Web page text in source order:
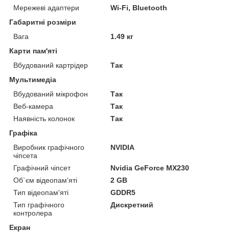
Мережеві адаптери
Wi-Fi, Bluetooth
Габаритні розміри
Вага
1.49 кг
Карти пам'яті
Вбудований картрідер
Так
Мультимедіа
Вбудований мікрофон
Так
Веб-камера
Так
Наявність колонок
Так
Графіка
Виробник графічного
чіпсета
NVIDIA
Графічний чіпсет
Nvidia GeForce MX230
Об`єм відеопам'яті
2 GB
Тип відеопам'яті
GDDR5
Тип графічного
контролера
Дискретний
Екран